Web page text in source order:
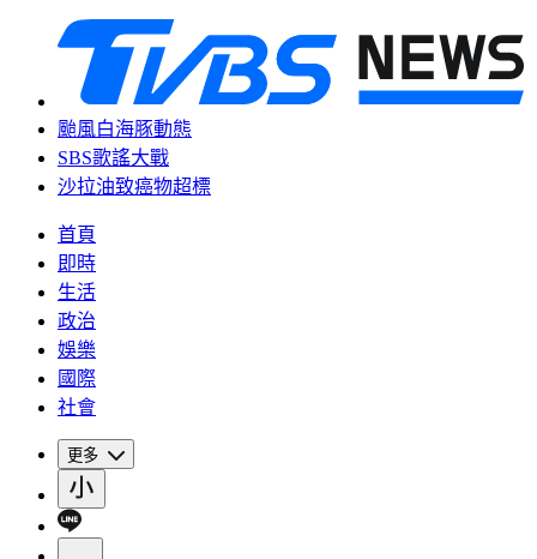
颱風白海豚動態
SBS歌謠大戰
沙拉油致癌物超標
首頁
即時
生活
政治
娛樂
國際
社會
更多